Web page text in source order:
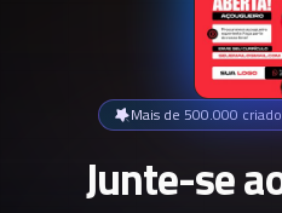
Mais de 500.000
Junte-se